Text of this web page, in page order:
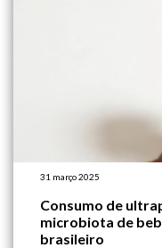
31 março 2025
Consumo de
microbiota de
brasileiro